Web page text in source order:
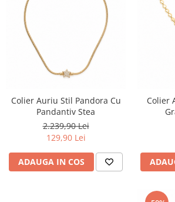
Colier Auriu Stil Pandora Cu
Pandantiv Stea
2.239,90 Lei
129,90 Lei
ADAUGA IN COS
Colier